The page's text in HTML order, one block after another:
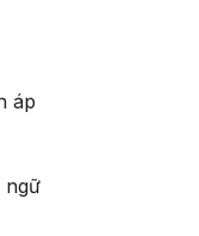
áp
ngữ